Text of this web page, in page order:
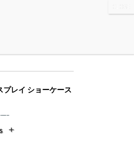
プレイ ショーケース